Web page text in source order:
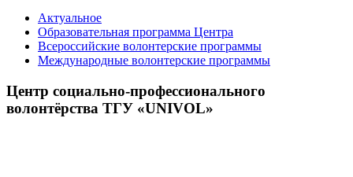
Актуальное
Образовательная программа Центра
Всероссийские волонтерские программы
Международные волонтерские программы
Центр социально-профессионального
волонтёрства ТГУ «UNIVOL»